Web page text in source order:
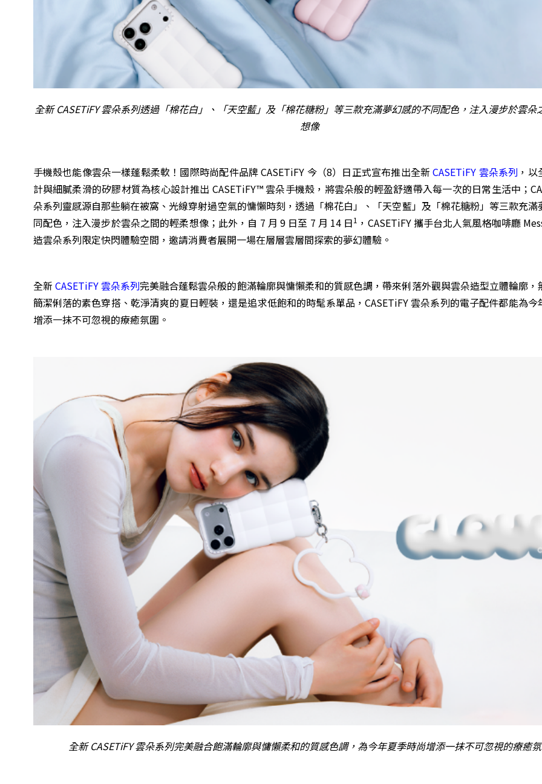
全新 CASETiFY 雲朵系列透過「棉花白」、「天空藍」及「棉花糖粉」等三款充滿夢幻感的不同配色，注入漫步於雲朵
想像
手機殼也能像雲朵一樣蓬鬆柔軟！國際時尚配件品牌 CASETiFY 今（8）日正式宣布推出全新CASETiFY 雲朵系列 ，
計與細膩柔滑的矽膠材質為核心設計推出 CASETiFY™ 雲朵手機殼，將雲朵般的輕盈舒適帶入每一次的日常生活中；
朵系列靈感源自那些躺在被窩、光線穿射過空氣的慵懶時刻，透過「棉花白」、「天空藍」及「棉花糖粉」等三款充滿
同配色，注入漫步於雲朵之間的輕柔想像；此外，自 7 月 9 日至 7 月 14 日1 ，CASETiFY 攜手台北人氣風格咖啡廳
造雲朵系列限定快閃體驗空間，邀請消費者展開一場在層層雲層間探索的夢幻體驗。
全新 CASETiFY 雲朵系列完美融合蓬鬆雲朵般的飽滿輪廓與慵懶柔和的質感色調，帶來俐落外觀與雲朵造型立體輪廓，
簡潔俐落的素色穿搭、乾淨清爽的夏日輕裝，還是追求低飽和的時髦系單品，CASETiFY 雲朵系列的電子配件都能為今
增添一抹不可忽視的療癒氛圍。
全新 CASETiFY 雲朵系列完美融合飽滿輪廓與慵懶柔和的質感色調，為今年夏季時尚增添一抹不可忽視的療癒